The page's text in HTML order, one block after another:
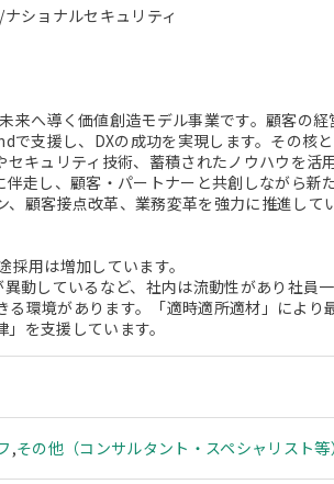
ショナルセキュリティ
来へ導く価値創造モデル事業です。顧客の
で支援し、DXの成功を実現します。その核
キュリティ技術、蓄積されたノウハウを活
走し、顧客・パートナーと共創しながら
、顧客接点改革、業務変革を強力に推進して
用は増加しています。
動しているなど、社内は流動性があり社員
る環境があります。「適時適所適材」によ
を支援しています。
,その他（コンサルタント・スペシャリスト等